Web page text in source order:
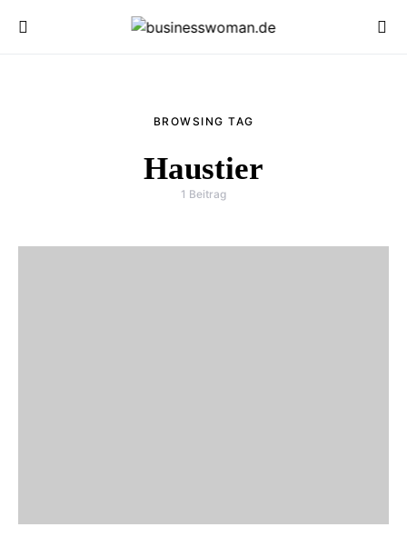
BROWSING TAG
Haustier
1 Beitrag